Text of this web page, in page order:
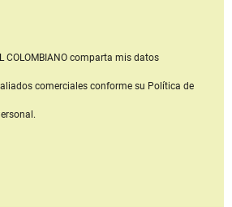
COLOMBIANOcomparta mis datos
comerciales conforme su Política de